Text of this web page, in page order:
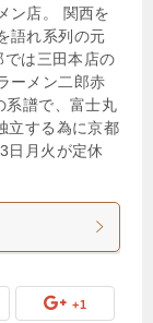
ン店。 関西を
語れ系列の元
は三田本店の
ーメン二郎赤
系譜で、富士丸
立する為に京都
日月火が定休
+1